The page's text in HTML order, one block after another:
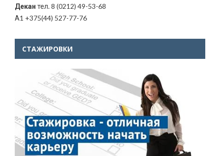
Декан тел. 8 (0212) 49-53-68
А1 +375(44) 527-77-76
СТАЖИРОВКИ